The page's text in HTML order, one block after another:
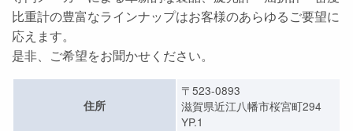
比重計の豊富なラインナップはお客様のあらゆるご要望に
応えます。
是非、ご希望をお聞かせください。
住所
〒523-0893
滋賀県近江八幡市桜宮町294
YP.1